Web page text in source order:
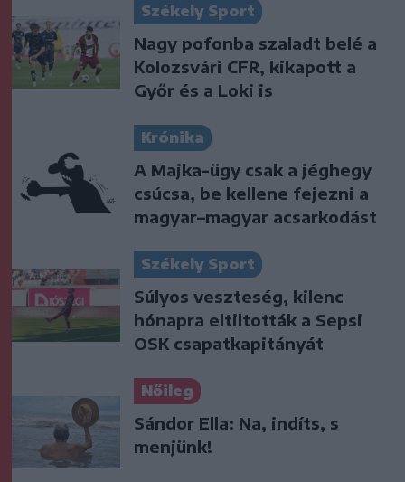
Székely Sport
Nagy pofonba szaladt belé a
Kolozsvári CFR, kikapott a
Győr és a Loki is
Krónika
A Majka-ügy csak a jéghegy
csúcsa, be kellene fejezni a
magyar–magyar acsarkodást
Székely Sport
Súlyos veszteség, kilenc
hónapra eltiltották a Sepsi
OSK csapatkapitányát
Nőileg
Sándor Ella: Na, indíts, s
menjünk!